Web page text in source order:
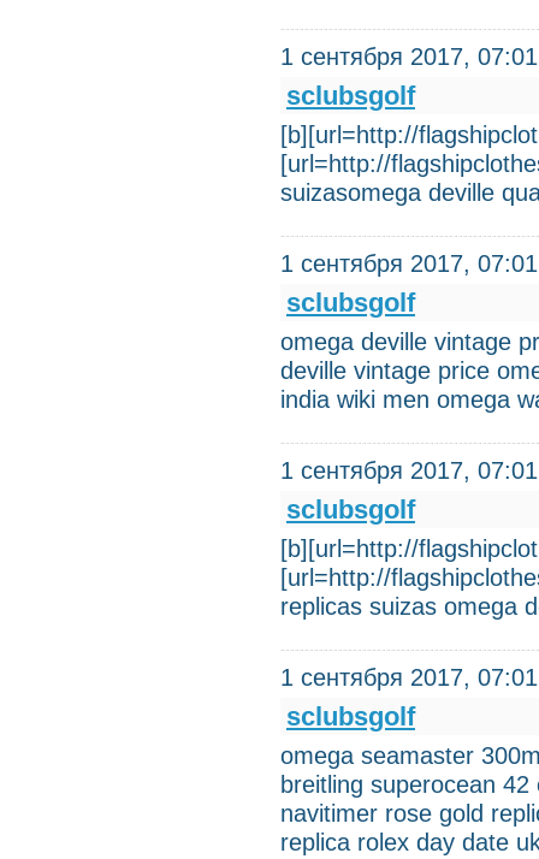
1 сентября 2017, 07:01
sclubsgolf
[b][url=http://
[url=http://
suizasomega deville
1 сентября 2017, 07:01
sclubsgolf
omega deville vintage
deville vintage price
india wiki men omega
1 сентября 2017, 07:01
sclubsgolf
[b][url=http://
[url=http://
replicas suizas omega
1 сентября 2017, 07:01
sclubsgolf
omega seamaster
breitling superocean
navitimer rose gold
replica rolex day date